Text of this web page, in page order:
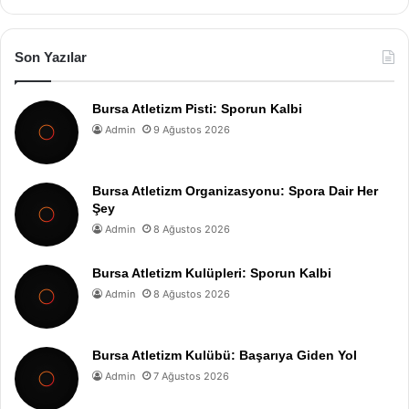
Son Yazılar
Bursa Atletizm Pisti: Sporun Kalbi
Admin 9 Ağustos 2026
Bursa Atletizm Organizasyonu: Spora Dair Her
Şey
Admin 8 Ağustos 2026
Bursa Atletizm Kulüpleri: Sporun Kalbi
Admin 8 Ağustos 2026
Bursa Atletizm Kulübü: Başarıya Giden Yol
Admin 7 Ağustos 2026